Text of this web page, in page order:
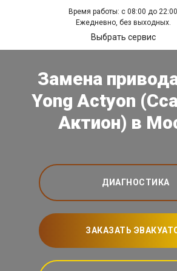
Время работы: с 08:00 до 22:00
Ежедневно, без выходных.
Выбрать сервис
Замена
Yong Actyon
Актион) в
ДИАГНОСТИКА
ЗАКАЗАТЬ